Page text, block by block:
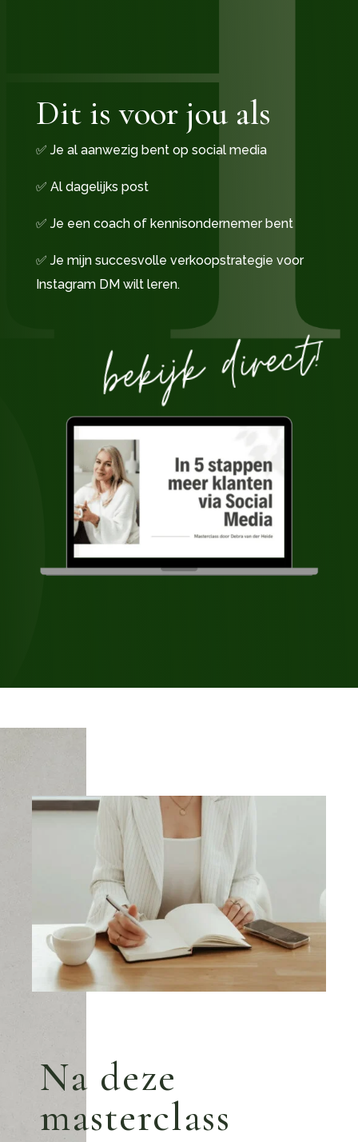
Dit is voor jou als
✅ Je al aanwezig bent op social media
✅ Al dagelijks post
✅ Je een coach of kennisondernemer bent
✅ Je mijn succesvolle verkoopstrategie voor
Instagram DM wilt leren.
bekijk direct!
Na deze
masterclass